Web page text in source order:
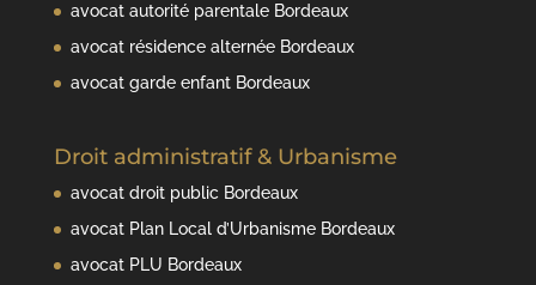
avocat autorité parentale Bordeaux
avocat résidence alternée Bordeaux
avocat garde enfant Bordeaux
Droit administratif & Urbanisme
avocat droit public Bordeaux
avocat Plan Local d’Urbanisme Bordeaux
avocat PLU Bordeaux